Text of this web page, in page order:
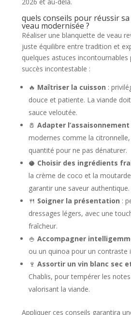
quels conseils pour réussir
veau modernisée ?
Réaliser une blanquette de veau
juste équilibre entre tradition et
quelques astuces incontournables
succès incontestable :
🔥 Maîtriser la cuisson :
douce et patiente. La viande
sauce veloutée.
🧂 Adapter l’assaisonnement
modernes comme la
quantité pour ne pas dénaturer.
🥥 Choisir des ingrédients
la crème de coco et la moutarde
garantir une saveur authentique.
🍴 Soigner la présentation :
dressages légers, avec une
fraîcheur.
🍚 Accompagner
ou un quinoa pour un contraste
🍷 Assortir un vin blanc sec
Chablis, pour tempérer les
valorisant la viande.
Appliquer ces conseils garantira